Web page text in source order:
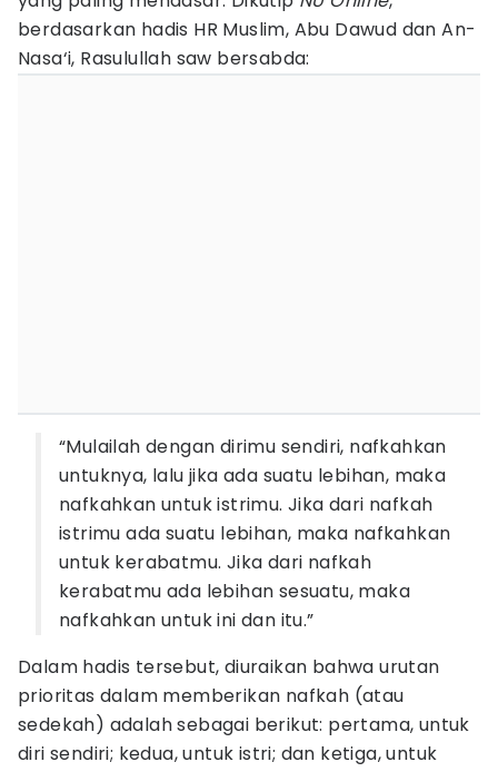
berdasarkan hadis HR Muslim, Abu Dawud dan An-
Nasa‘i, Rasulullah saw bersabda:
“Mulailah dengan dirimu sendiri, nafkahkan
untuknya, lalu jika ada suatu lebihan, maka
nafkahkan untuk istrimu. Jika dari nafkah
istrimu ada suatu lebihan, maka nafkahkan
untuk kerabatmu. Jika dari nafkah
kerabatmu ada lebihan sesuatu, maka
nafkahkan untuk ini dan itu.”
Dalam hadis tersebut, diuraikan bahwa urutan
prioritas dalam memberikan nafkah (atau
sedekah) adalah sebagai berikut: pertama, untuk
diri sendiri; kedua, untuk istri; dan ketiga, untuk